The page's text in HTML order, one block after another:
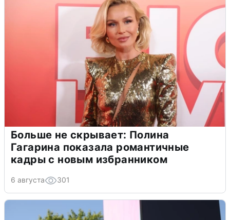
Больше не скрывает: Полина
Гагарина показала романтичные
кадры с новым избранником
6 августа 301